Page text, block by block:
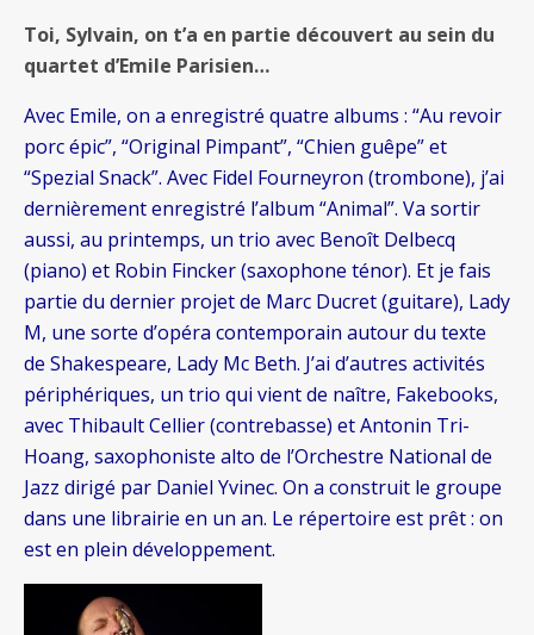
Toi, Sylvain, on t’a en partie découvert au sein du
quartet d’Emile Parisien…
Avec Emile, on a enregistré quatre albums : “Au revoir
porc épic”, “Original Pimpant”, “Chien guêpe” et
“Spezial Snack”. Avec Fidel Fourneyron (trombone), j’ai
dernièrement enregistré l’album “Animal”. Va sortir
aussi, au printemps, un trio avec Benoît Delbecq
(piano) et Robin Fincker (saxophone ténor). Et je fais
partie du dernier projet de Marc Ducret (guitare), Lady
M, une sorte d’opéra contemporain autour du texte
de Shakespeare, Lady Mc Beth. J’ai d’autres activités
périphériques, un trio qui vient de naître, Fakebooks,
avec Thibault Cellier (contrebasse) et Antonin Tri-
Hoang, saxophoniste alto de l’Orchestre National de
Jazz dirigé par Daniel Yvinec. On a construit le groupe
dans une librairie en un an. Le répertoire est prêt : on
est en plein développement.